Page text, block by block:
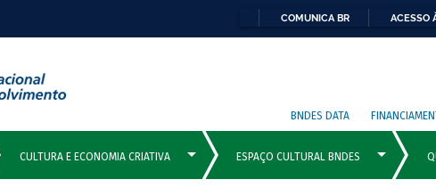
COMUNICA BR ACESSO
BNDES DATA